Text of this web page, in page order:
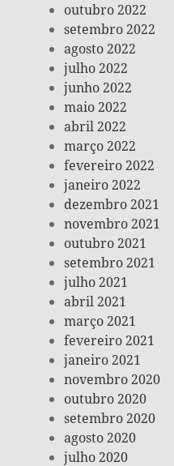
outubro 2022
setembro 2022
agosto 2022
julho 2022
junho 2022
maio 2022
abril 2022
março 2022
fevereiro 2022
janeiro 2022
dezembro 2021
novembro 2021
outubro 2021
setembro 2021
julho 2021
abril 2021
março 2021
fevereiro 2021
janeiro 2021
novembro 2020
outubro 2020
setembro 2020
agosto 2020
julho 2020